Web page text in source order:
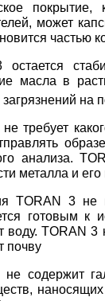
может
частью
остается
масла в
на
требует
анализа.
металла и
TORAN 3 не
готовым к
воду. TORAN
почву
содержит